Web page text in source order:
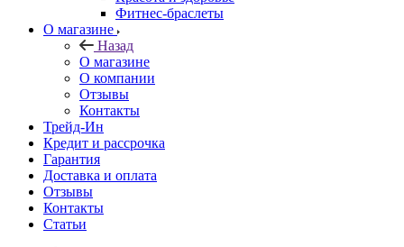
Фитнес-браслеты
О магазине
Назад
О магазине
О компании
Отзывы
Контакты
Трейд-Ин
Кредит и рассрочка
Гарантия
Доставка и оплата
Отзывы
Контакты
Статьи